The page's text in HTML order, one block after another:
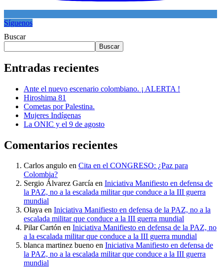
Síguenos
Buscar
Buscar
Entradas recientes
Ante el nuevo escenario colombiano. ¡ ALERTA !
Hiroshima 81
Cometas por Palestina.
Mujeres Indígenas
La ONIC y el 9 de agosto
Comentarios recientes
Carlos angulo en Cita en el CONGRESO: ¿Paz para
Colombia?
Sergio Álvarez García en Iniciativa Manifiesto en defensa de
la PAZ, no a la escalada militar que conduce a la III guerra
mundial
Olaya en Iniciativa Manifiesto en defensa de la PAZ, no a la
escalada militar que conduce a la III guerra mundial
Pilar Cartón en Iniciativa Manifiesto en defensa de la PAZ, no
a la escalada militar que conduce a la III guerra mundial
blanca martinez bueno en Iniciativa Manifiesto en defensa de
la PAZ, no a la escalada militar que conduce a la III guerra
mundial